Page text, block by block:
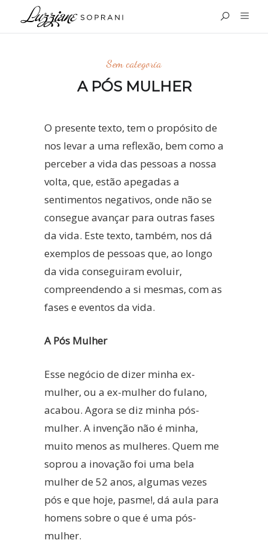
Sem categoria
A PÓS MULHER
O presente texto, tem o propósito de
nos levar a uma reflexão, bem como a
perceber a vida das pessoas a nossa
volta, que, estão apegadas a
sentimentos negativos, onde não se
consegue avançar para outras fases
da vida. Este texto, também, nos dá
exemplos de pessoas que, ao longo
da vida conseguiram evoluir,
compreendendo a si mesmas, com as
fases e eventos da vida.
A Pós Mulher
Esse negócio de dizer minha ex-
mulher, ou a ex-mulher do fulano,
acabou. Agora se diz minha pós-
mulher. A invenção não é minha,
muito menos as mulheres. Quem me
soprou a inovação foi uma bela
mulher de 52 anos, algumas vezes
pós e que hoje, pasme!, dá aula para
homens sobre o que é uma pós-
mulher.